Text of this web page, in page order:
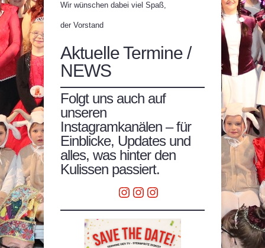
Wir wünschen dabei viel Spaß,
der Vorstand
Aktuelle Termine /
NEWS
Folgt uns auch auf
unseren
Instagramkanälen – für
Einblicke, Updates und
alles, was hinter den
Kulissen passiert.
Instagram
Instagram
Instagram